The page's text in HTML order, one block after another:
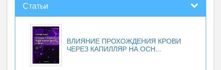
Статьи
ВЛИЯНИЕ ПРОХОЖДЕНИЯ КРОВИ
ЧЕРЕЗ КАПИЛЛЯР НА ОСН...